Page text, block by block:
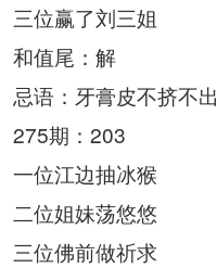
三位赢了刘三姐
和值尾：解
忌语：牙膏皮不挤不出
275期：203
一位江边抽冰猴
二位姐妹荡悠悠
三位佛前做祈求